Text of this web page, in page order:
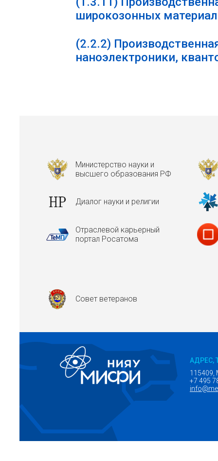
широкозонных
(2.2.2)
наноэлектроники,
Министерство науки и
высшего образования РФ
Диалог науки и религии
Отраслевой карьерный
портал Росатома
Совет ветеранов
АДРЕС,
115409,
+7 495